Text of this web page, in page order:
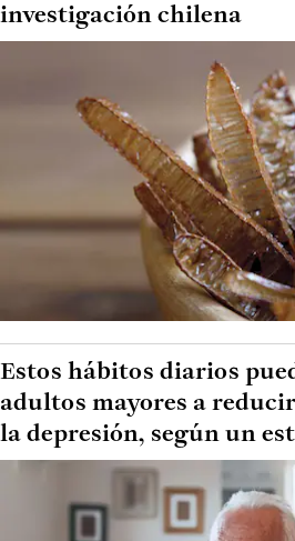
investigación chilena
Estos hábitos diarios
adultos mayores a
la depresión, según un